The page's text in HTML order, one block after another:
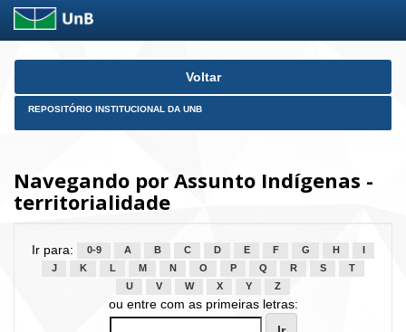
Skip
Voltar
REPOSITÓRIO INSTITUCIONAL DA UNB
Navegando por Assunto Indígenas -
territorialidade
Ir para: 0-9 A B C D E F G H
J
K L M N O P Q R S
T
U
V W X Y Z
ou entre com as primeiras letras: